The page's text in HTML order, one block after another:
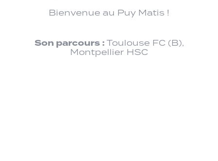
Bienvenue au Puy Matis !
Son parcours :Toulouse FC (B),
Montpellier HSC